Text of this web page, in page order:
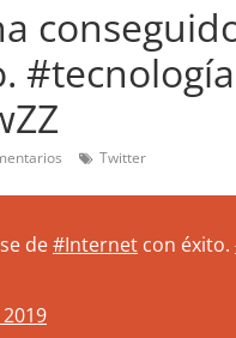
#tecnología
Twitter
de#Internet con éxito.